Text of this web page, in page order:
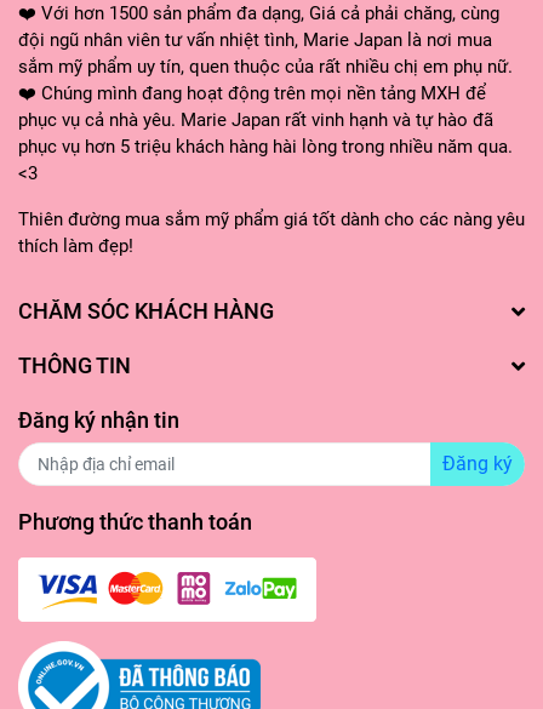
❤️ Với hơn 1500 sản phẩm đa dạng, Giá cả phải chăng, cùng
đội ngũ nhân viên tư vấn nhiệt tình, Marie Japan là nơi mua
sắm mỹ phẩm uy tín, quen thuộc của rất nhiều chị em phụ nữ.
❤️ Chúng mình đang hoạt động trên mọi nền tảng MXH để
phục vụ cả nhà yêu. Marie Japan rất vinh hạnh và tự hào đã
phục vụ hơn 5 triệu khách hàng hài lòng trong nhiều năm qua.
<3
Thiên đường mua sắm mỹ phẩm giá tốt dành cho các nàng yêu
thích làm đẹp!
CHĂM SÓC KHÁCH HÀNG
THÔNG TIN
Đăng ký nhận tin
Đăng ký
Phương thức thanh toán